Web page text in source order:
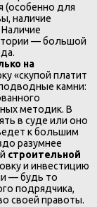
(особенно для
наличие
— большой
на
«скупой платит
камни:
методик. В
в суде или оно
к большим
разумнее
строительной
и инвестицию
— будь то
подрядчика,
своей правоты.